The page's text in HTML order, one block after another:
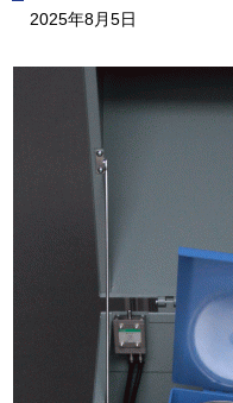
2025年8月5日